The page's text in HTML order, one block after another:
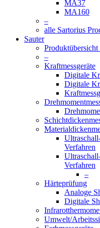
MA37
MA160
–
alle Sartorius
Sauter
–
Kraftmessgeräte
Digitale
Digitale
Verfahren
Verfahren
–
Härteprüfung
Analoge
Digitale
Umwelt/